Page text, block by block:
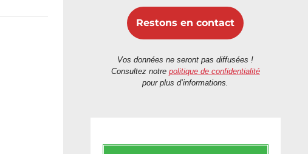
Vos données ne seront pas diffusées !
Consultez notre politique de confidentialité
pour plus d’informations.